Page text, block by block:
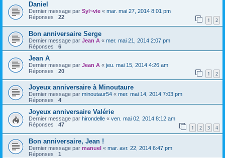
Daniel
Dernier message par Syl~vie « mar. mai 27, 2014 8:01 pm
Réponses : 22 1 2
Bon anniversaire Serge
Dernier message par Jean A « mer. mai 21, 2014 2:07 pm
Réponses : 6
Jean A
Dernier message par Jean A « jeu. mai 15, 2014 4:26 am
Réponses : 20 1 2
Joyeux anniversaire à Minoutaure
Dernier message par minoutaur54 « mer. mai 14, 2014 7:03 pm
Réponses : 4
Joyeux anniversaire Valérie
Dernier message par hirondelle « ven. mai 02, 2014 8:12 am
Réponses : 47 1 2 3 4
Bon anniversaire, Jean !
Dernier message par manuel « mar. avr. 22, 2014 6:47 pm
Réponses : 1